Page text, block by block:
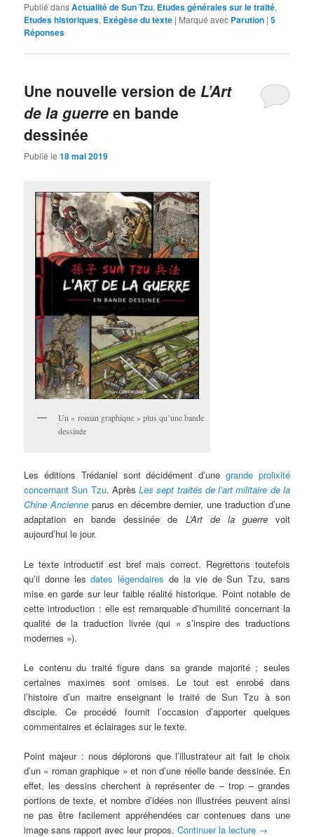
Publié dansActualité de Sun Tzu, Etudes générales sur le traité,
Etudes historiques, Exégèse du texte | Marqué avec Parution |5
Réponses
Une nouvelle version de L’Art
de la guerre en bande
dessinée
Publié le18 mai 2019
Un « roman graphique » plus qu’une bande
dessinée
Les éditions Trédaniel sont décidément d’unegrande prolixité
concernant Sun Tzu. AprèsLes sept traités de l’art militaire de la
Chine Ancienneparus en décembre dernier, une traduction d’une
adaptation en bande dessinée de L’Art de la guerrevoit
aujourd’hui le jour.
Le texte introductif est bref mais correct. Regrettons toutefois
qu’il donne lesdates légendaires de la vie de Sun Tzu, sans
mise en garde sur leur faible réalité historique. Point notable de
cette introduction : elle est remarquable d’humilité concernant la
qualité de la traduction livrée (qui « s’inspire des traductions
modernes »).
Le contenu du traité figure dans sa grande majorité ; seules
certaines maximes sont omises. Le tout est enrobé dans
l’histoire d’un maitre enseignant le traité de Sun Tzu à son
disciple. Ce procédé fournit l’occasion d’apporter quelques
commentaires et éclairages sur le texte.
Point majeur : nous déplorons que l’illustrateur ait fait le choix
d’un « roman graphique » et non d’une réelle bande dessinée. En
effet, les dessins cherchent à représenter de – trop – grandes
portions de texte, et nombre d’idées non illustrées peuvent ainsi
ne pas être facilement appréhendées car contenues dans une
image sans rapport avec leur propos.Continuer la lecture →